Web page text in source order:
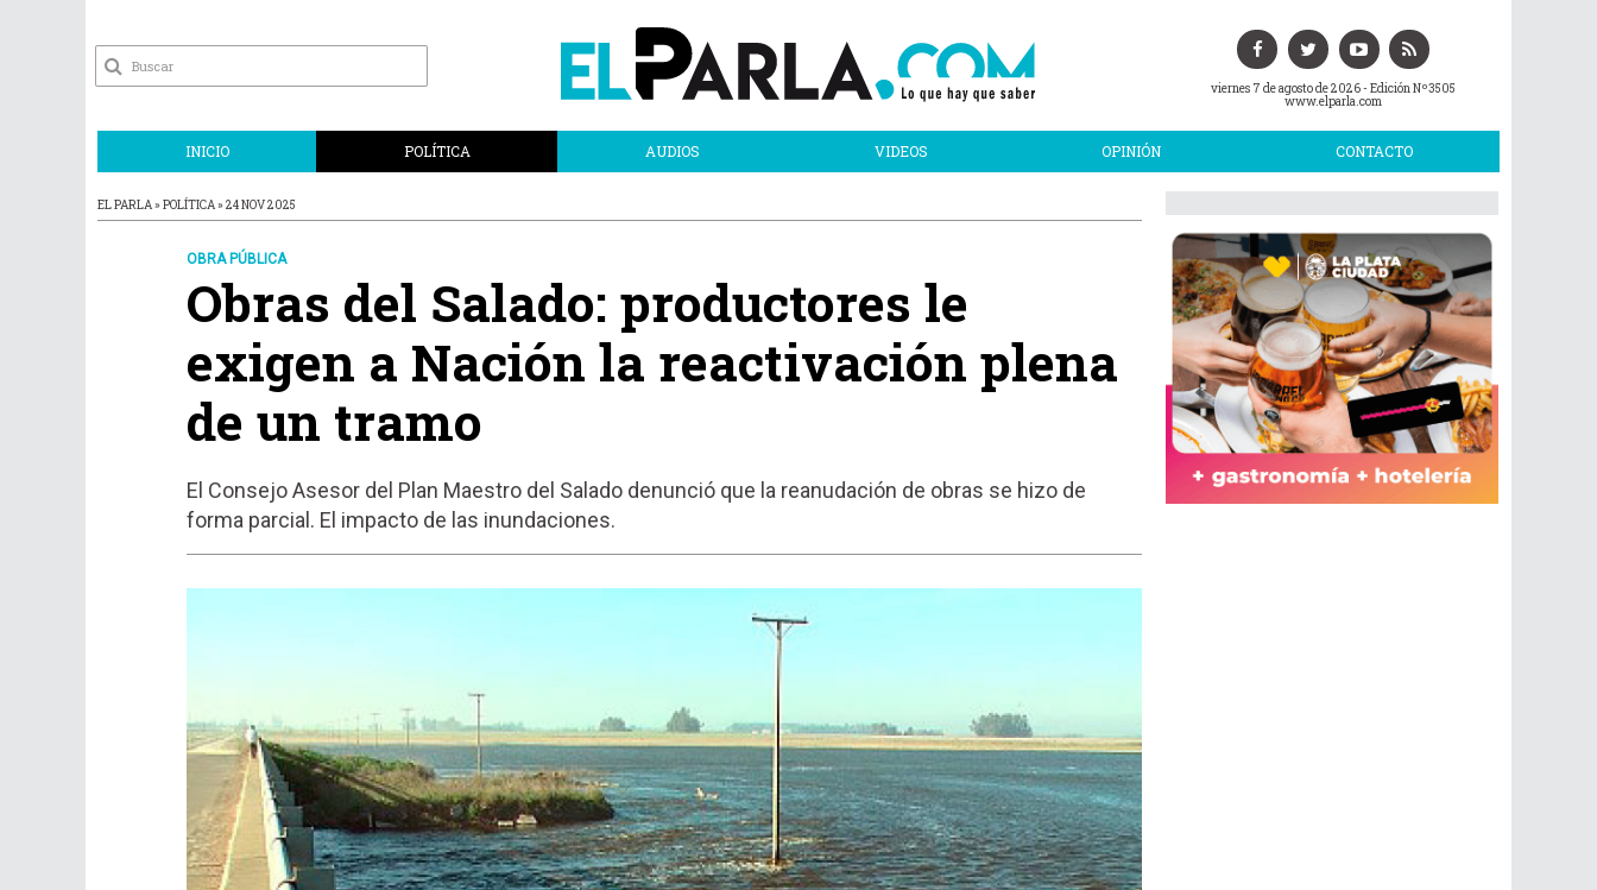
viernes 7 de agosto de 2026- Edición Nº3505
www.elparla.com
INICIO POLÍTICA AUDIOS VIDEOS OPINIÓN CONTACTO
EL PARLA » POLÍTICA » 24 NOV 2025
OBRA PÚBLICA
Obras del Salado: productores le
exigen a Nación la reactivación plena
de un tramo
El Consejo Asesor del Plan Maestro del Salado denunció que la reanudación de obras se hizo de
forma parcial. El impacto de las inundaciones.